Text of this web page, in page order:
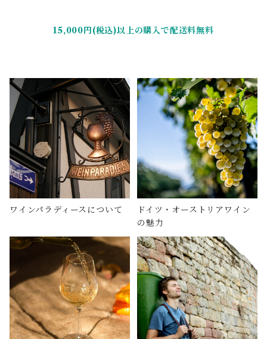
極甘口
ヴュルテンベルク
ラインガウ
クレマー
シュヴェートヘルム
シュマハテンベルガー
ハイト
ホルガー・コッホ
マリー・メンガー・クルーク
5,000円（税込）〜7,999円（税込）
8,000円（税込）〜
15,000円(税込)以上の購入で配送料無料
ワインパラディースについて
ドイツ・オーストリアワイン
の魅力